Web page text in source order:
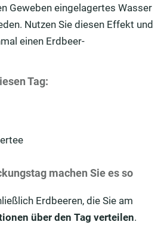
Geweben eingelagertes Wasser
Nutzen Sie diesen Effekt und
einen Erdbeer-
Tag:
machen Sie es so
Erdbeeren, die Sie am
über den Tag verteilen.